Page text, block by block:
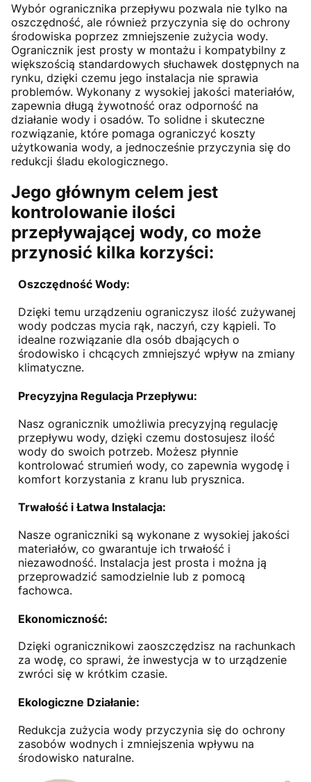
Wybór ogranicznika przepływu pozwala nie tylko na
oszczędność, ale również przyczynia się do ochrony
środowiska poprzez zmniejszenie zużycia wody.
Ogranicznik jest prosty w montażu i kompatybilny z
większością standardowych słuchawek dostępnych na
rynku, dzięki czemu jego instalacja nie sprawia
problemów. Wykonany z wysokiej jakości materiałów,
zapewnia długą żywotność oraz odporność na
działanie wody i osadów. To solidne i skuteczne
rozwiązanie, które pomaga ograniczyć koszty
użytkowania wody, a jednocześnie przyczynia się do
redukcji śladu ekologicznego.
Jego głównym celem jest
kontrolowanie ilości
przepływającej wody, co może
przynosić kilka korzyści:
Oszczędność Wody:
Dzięki temu urządzeniu ograniczysz ilość zużywanej
wody podczas mycia rąk, naczyń, czy kąpieli. To
idealne rozwiązanie dla osób dbających o
środowisko i chcących zmniejszyć wpływ na zmiany
klimatyczne.
Precyzyjna Regulacja Przepływu:
Nasz ogranicznik umożliwia precyzyjną regulację
przepływu wody, dzięki czemu dostosujesz ilość
wody do swoich potrzeb. Możesz płynnie
kontrolować strumień wody, co zapewnia wygodę i
komfort korzystania z kranu lub prysznica.
Trwałość i Łatwa Instalacja:
Nasze ograniczniki są wykonane z wysokiej jakości
materiałów, co gwarantuje ich trwałość i
niezawodność. Instalacja jest prosta i można ją
przeprowadzić samodzielnie lub z pomocą
fachowca.
Ekonomiczność:
Dzięki ogranicznikowi zaoszczędzisz na rachunkach
za wodę, co sprawi, że inwestycja w to urządzenie
zwróci się w krótkim czasie.
Ekologiczne Działanie:
Redukcja zużycia wody przyczynia się do ochrony
zasobów wodnych i zmniejszenia wpływu na
środowisko naturalne.